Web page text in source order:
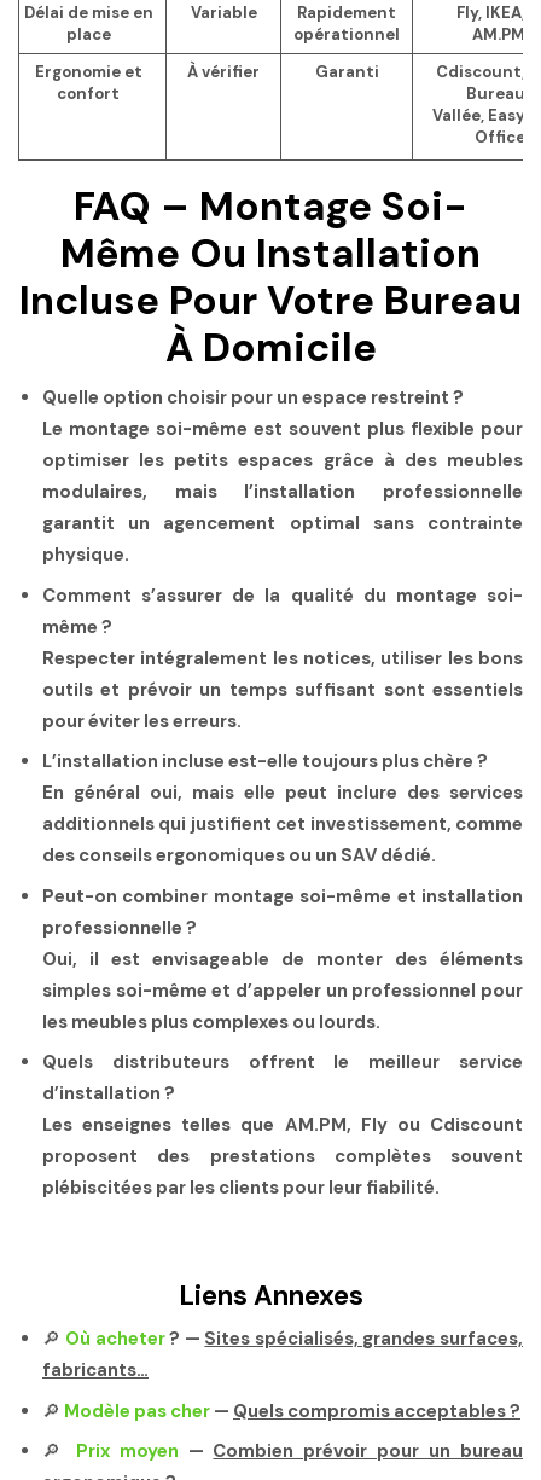
Délai de mise en
place
Variable
Rapidement
opérationnel
Fly, IKEA,
AM.PM
Ergonomie et
confort
À vérifier Garanti
Cdiscount,
Bureau
Vallée, Easy
Office
FAQ – Montage Soi-
Même Ou Installation
Incluse Pour Votre Bureau
À Domicile
Quelle option choisir pour un espace restreint ?
Le montage soi-même est souvent plus flexible pour
optimiser les petits espaces grâce à des meubles
modulaires, mais l’installation professionnelle
garantit un agencement optimal sans contrainte
physique.
Comment s’assurer de la qualité du montage soi-
même ?
Respecter intégralement les notices, utiliser les bons
outils et prévoir un temps suffisant sont essentiels
pour éviter les erreurs.
L’installation incluse est-elle toujours plus chère ?
En général oui, mais elle peut inclure des services
additionnels qui justifient cet investissement, comme
des conseils ergonomiques ou un SAV dédié.
Peut-on combiner montage soi-même et installation
professionnelle ?
Oui, il est envisageable de monter des éléments
simples soi-même et d’appeler un professionnel pour
les meubles plus complexes ou lourds.
Quels distributeurs offrent le meilleur service
d’installation ?
Les enseignes telles que AM.PM, Fly ou Cdiscount
proposent des prestations complètes souvent
plébiscitées par les clients pour leur fiabilité.
Liens Annexes
🔎 Où acheter? — Sites spécialisés, grandes surfaces,
fabricants…
🔎 Modèle pas cher — Quels compromis acceptables ?
🔎 Prix moyen — Combien prévoir pour un bureau